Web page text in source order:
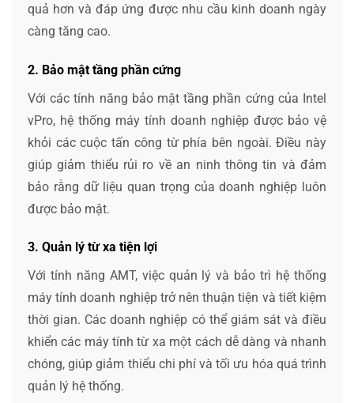
quả hơn và đáp ứng được nhu cầu kinh doanh ngày
càng tăng cao.
2. Bảo mật tầng phần cứng
Với các tính năng bảo mật tầng phần cứng của Intel
vPro, hệ thống máy tính doanh nghiệp được bảo vệ
khỏi các cuộc tấn công từ phía bên ngoài. Điều này
giúp giảm thiểu rủi ro về an ninh thông tin và đảm
bảo rằng dữ liệu quan trọng của doanh nghiệp luôn
được bảo mật.
3. Quản lý từ xa tiện lợi
Với tính năng AMT, việc quản lý và bảo trì hệ thống
máy tính doanh nghiệp trở nên thuận tiện và tiết kiệm
thời gian. Các doanh nghiệp có thể giám sát và điều
khiển các máy tính từ xa một cách dễ dàng và nhanh
chóng, giúp giảm thiểu chi phí và tối ưu hóa quá trình
quản lý hệ thống.